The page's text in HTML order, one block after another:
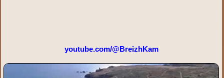
youtube.com/@BreizhKam